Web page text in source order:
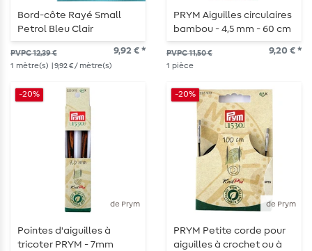
Bord-côte Rayé Small
Petrol Bleu Clair
PVPC 12,39 € 9,92 € *
1 mètre(s) | 9,92 € / mètre(s)
PRYM Aiguilles circulaires
bambou - 4,5 mm - 60 cm
PVPC 11,50 € 9,20 € *
1 pièce
de Prym
-20%
Pointes d'aiguilles à
tricoter PRYM - 7mm
de Prym
-20%
PRYM Petite corde pour
aiguilles à crochet ou à